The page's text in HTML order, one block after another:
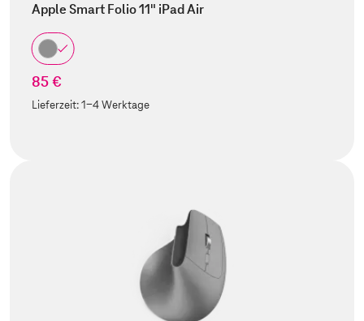
Apple Smart Folio 11" iPad Air
85 €
Lieferzeit:1-4 Werktage